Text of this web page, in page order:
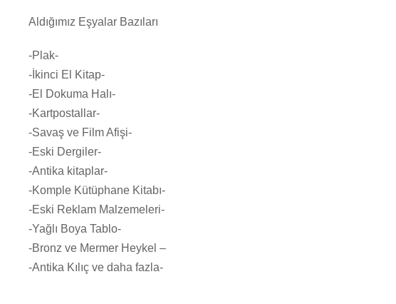
Aldığımız Eşyalar Bazıları
-Plak-
-İkinci El Kitap-
-El Dokuma Halı-
-Kartpostallar-
-Savaş ve Film Afişi-
-Eski Dergiler-
-Antika kitaplar-
-Komple Kütüphane Kitabı-
-Eski Reklam Malzemeleri-
-Yağlı Boya Tablo-
-Bronz ve Mermer Heykel –
-Antika Kılıç ve daha fazla-